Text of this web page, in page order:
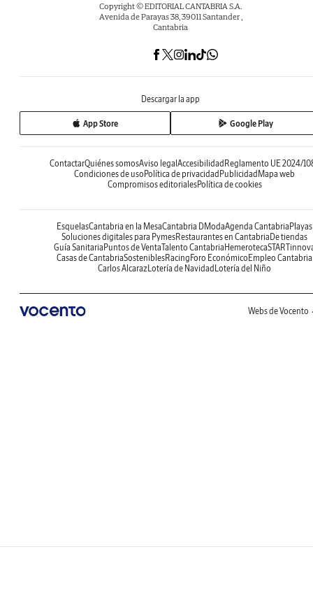
Copyright © EDITORIAL CANTABRIA S.A.
Avenida de Parayas 38, 39011 Santander ,
Cantabria
Descargar la app
App Store Google Play
ContactarQuiénes somosAviso legal Accesibilidad Reglamento UE 2024/
Condiciones de uso Política de privacidad Publicidad Mapa web
Compromisos editorialesPolítica de cookies
EsquelasCantabria en la MesaCantabria DModaAgenda Cantabria Playas
Soluciones digitales para PymesRestaurantes en Cantabria De tiendas
Guía Sanitaria Puntos de VentaTalento Cantabria Hemeroteca
Casas de CantabriaSosteniblesRacing Foro Económico Empleo Cantabria
Carlos AlcarazLotería de Navidad Lotería del Niño
Webs de Vocento